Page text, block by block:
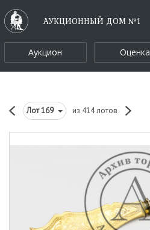
АУКЦИОННЫЙ ДОМ №1
Аукцион Оценка
Лот169 из 414 лотов